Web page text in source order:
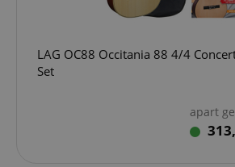
LAG OC88 Occitania 88 4/4
Set
apart